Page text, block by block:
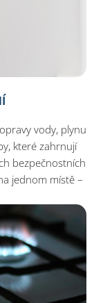
vody, plynu
které zahrnují
bezpečnostních
jednom místě –